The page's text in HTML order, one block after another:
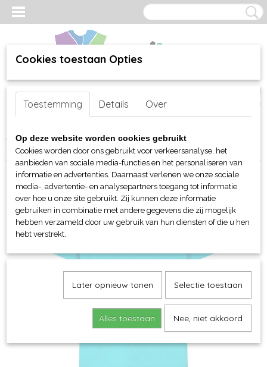
Inloggen Registreren
(0)
Home >webshop>Per merk >Logo Star>Voor kinderen
> Logo Star Joure kinder T-shirt
Cookies toestaan Opties
Toestemming Details Over
Op deze website worden cookies gebruikt
Cookies worden door ons gebruikt voor verkeersanalyse, het
aanbieden van sociale media-functies en het personaliseren van
informatie en advertenties. Daarnaast verlenen we onze sociale
media-, advertentie- en analysepartners toegang tot informatie
over hoe u onze site gebruikt. Zij kunnen deze informatie
gebruiken in combinatie met andere gegevens die zij mogelijk
hebben verzameld door uw gebruik van hun diensten of die u hen
hebt verstrekt.
Later opnieuw tonen Selectie toestaan
Alles toestaan Nee, niet akkoord